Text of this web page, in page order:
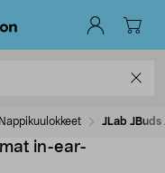
Nappikuulokkeet JLab
in-ear-